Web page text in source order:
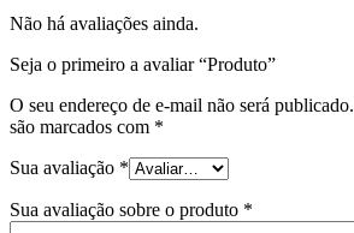
Não há avaliações ainda.
Seja o primeiro a avaliar “Produto”
O seu endereço de e-mail não será publicado.
são marcados com *
Sua avaliação *
Sua avaliação sobre o produto *